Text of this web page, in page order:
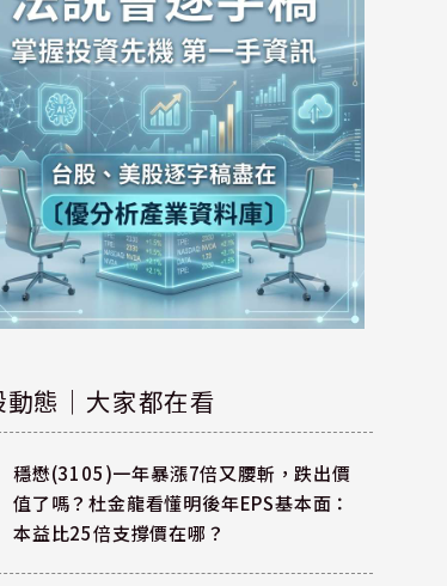
動態｜大家都在看
穩懋(3105)一年暴漲7倍又腰斬，跌出價
值了嗎？杜金龍看懂明後年EPS基本面：
本益比25倍支撐價在哪？